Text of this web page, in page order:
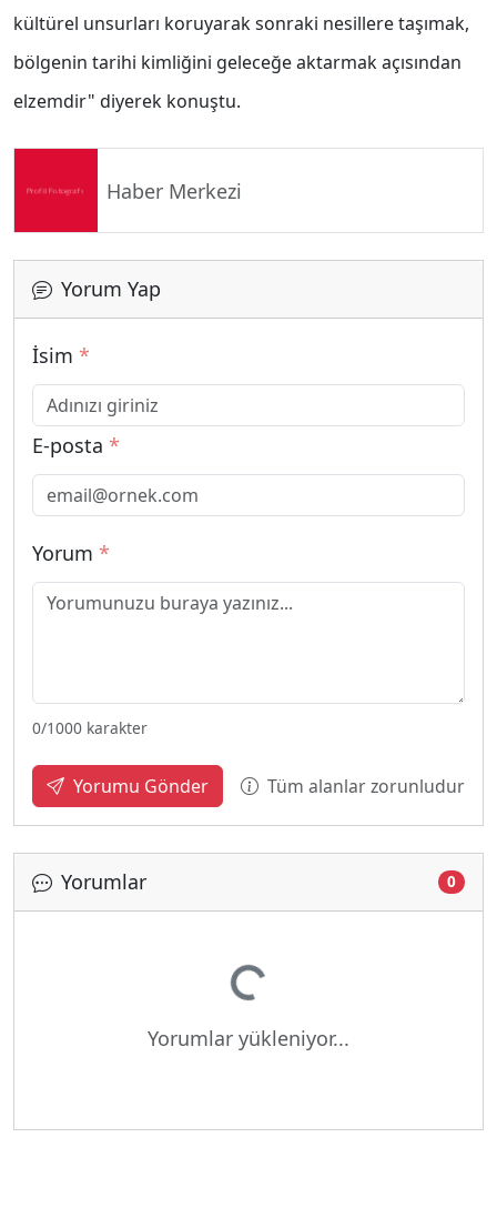
kültürel unsurları koruyarak sonraki nesillere taşımak,
bölgenin tarihi kimliğini geleceğe aktarmak açısından
elzemdir" diyerek konuştu.
Haber Merkezi
Yorum Yap
İsim *
E-posta *
Yorum *
0/1000 karakter
Yorumu Gönder Tüm alanlar zorunludur
Yorumlar 0
Yükleniyor...
Yorumlar yükleniyor...